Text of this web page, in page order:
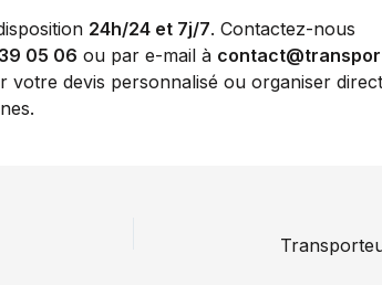
24h/24 et 7j/7. Contactez-nous
05 06 ou par e-mail à
votre devis personnalisé ou organiser